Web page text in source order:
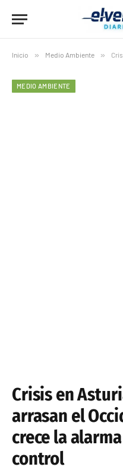
Inicio » Medio Ambiente » Crisis
MEDIO AMBIENTE
Crisis en
arrasan el
crece la
control